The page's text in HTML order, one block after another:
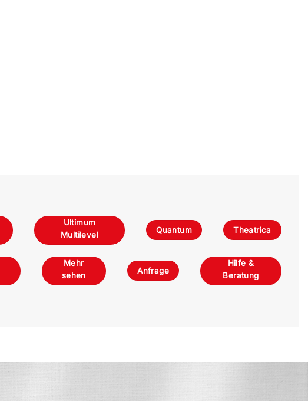
Ultimum
Multilevel
Quantum Theatrica
Mehr
sehen
Anfrage
Hilfe &
Beratung